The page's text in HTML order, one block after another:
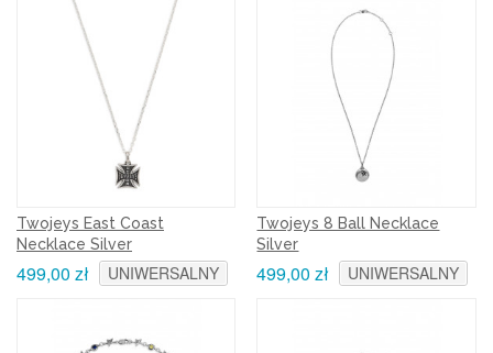
Twojeys East Coast
Necklace Silver
UNIWERSALNY
499,00 zł
Twojeys 8 Ball Necklace
Silver
UNIWERSALNY
499,00 zł